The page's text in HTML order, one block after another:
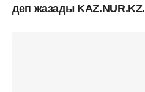
деп жазады KAZ.NUR.KZ.